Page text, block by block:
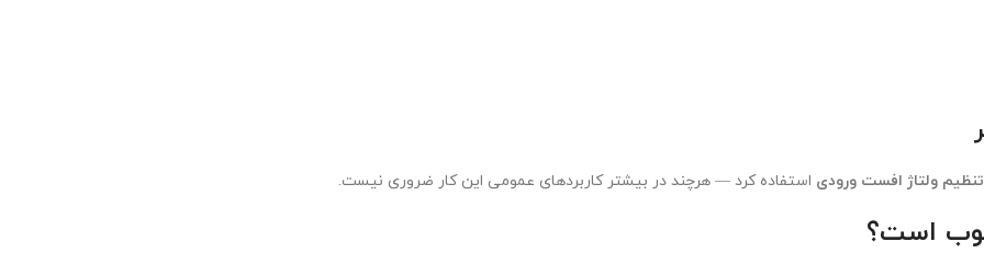
تنظیم ولتاژ افست ورودی استفاده کرد — هرچند در بیشتر کاربردهای عمومی این کار ضروری نیست.